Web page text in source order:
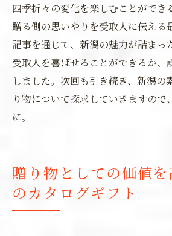
四季折々の変化を楽しむことができ
贈る側の思いやりを受取人に伝える
記事を通じて、新潟の魅力が詰まっ
受取人を喜ばせることができるか、
しました。次回も引き続き、新潟の
り物について探求していきますので
に。
贈り物としての価値
のカタログギフト